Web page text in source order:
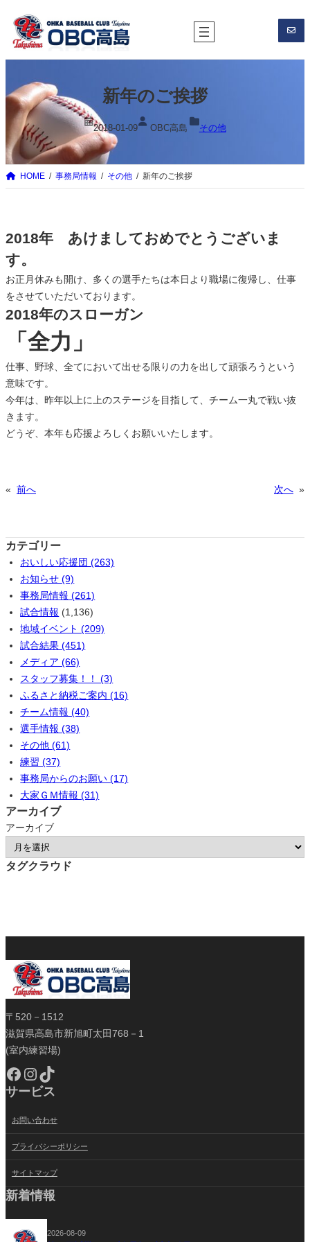
を
ス
ッ
新年のご挨拶
2018-01-09 OBC高島 その他
HOME 事務局情報 その他 新年のご挨拶
2018年 あけましておめでとうございま
す。
お正月休みも開け、多くの選手たちは本日より職場に復帰し、仕事
をさせていただいております。
2018年のスローガン
「全力」
仕事、野球、全てにおいて出せる限りの力を出して頑張ろうという
意味です。
今年は、昨年以上に上のステージを目指して、チーム一丸で戦い抜
きます。
どうぞ、本年も応援よろしくお願いいたします。
« 前へ 次へ »
カテゴリー
おいしい応援団 (263)
お知らせ (9)
事務局情報 (261)
試合情報 (1,136)
地域イベント (209)
試合結果 (451)
メディア (66)
スタッフ募集！！ (3)
ふるさと納税ご案内 (16)
チーム情報 (40)
選手情報 (38)
その他 (61)
練習 (37)
事務局からのお願い (17)
大家ＧＭ情報 (31)
アーカイブ
アーカイブ
タグクラウド
〒520－1512
滋賀県高島市新旭町太田768－1
(室内練習場)
Facebook Instagram TikTok
サービス
お問い合わせ
プライバシーポリシー
サイトマップ
新着情報
2026-08-09